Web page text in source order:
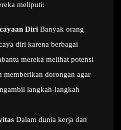
meliputi:
Diri Banyak orang
diri karena berbagai
mereka melihat potensi
memberikan dorongan agar
langkah-langkah
Dalam dunia kerja dan